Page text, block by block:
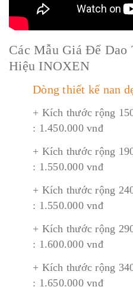
Các Mẫu Giá Để Dao
Hiệu INOXEN
Dòng thiết kế nan
+ Kích thước rộng
: 1.450.000 vnđ
+ Kích thước rộng
: 1.550.000 vnđ
+ Kích thước rộng
: 1.550.000 vnđ
+ Kích thước rộng
: 1.600.000 vnđ
+ Kích thước rộng
: 1.650.000 vnđ